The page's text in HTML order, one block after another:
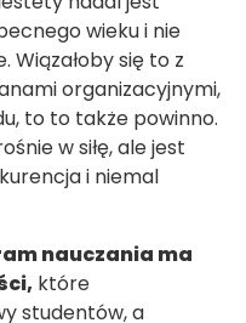
wieku i nie
się to z
organizacyjnymi,
to to także powinno.
w siłę, ale jest
i niemal
nauczania ma
które
studentów, a